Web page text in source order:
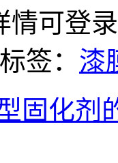
可登
标签： 漆
固化剂